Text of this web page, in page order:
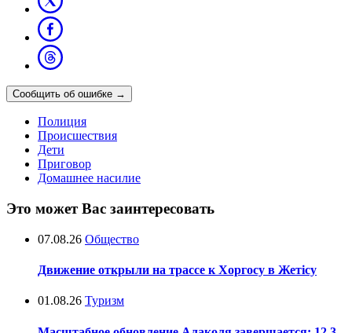
Сообщить об ошибке →
Полиция
Происшествия
Дети
Приговор
Домашнее насилие
Это может Вас заинтересовать
07.08.26 Общество
Движение открыли на трассе к Хоргосу в Жетісу
01.08.26 Туризм